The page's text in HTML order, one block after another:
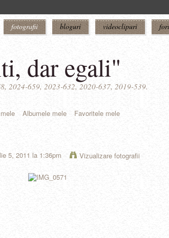
fotografii bloguri videoclipuri
dar egali"
2024-659, 2023-632, 2020-637, 2019-539.
Albumele mele Favoritele mele
5, 2011 la 1:36pm Vizualizare fotografii